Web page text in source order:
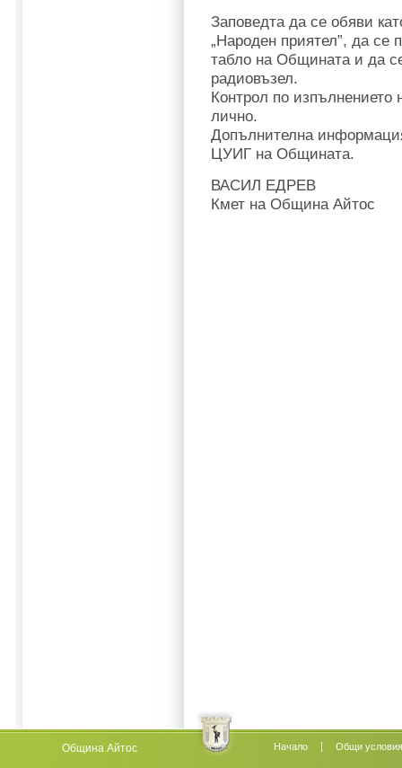
Заповедта да се обяви
„Народен приятел”, да се
табло на Общината и да
радиовъзел.
Контрол по
лично.
Допълнителна
ЦУИГ на Общината.
ВАСИЛ ЕДРЕВ
Кмет на Община Айтос
Община Айтос Начало Oбщи условия